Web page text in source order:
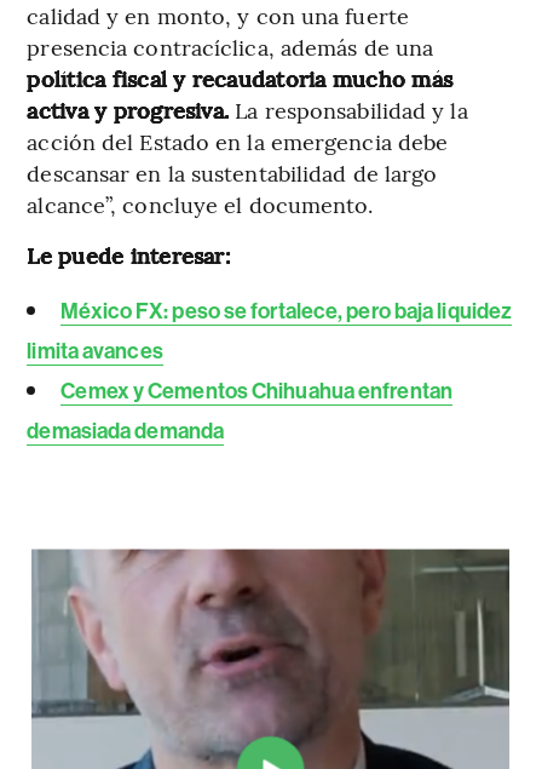
calidad y en monto, y con una fuerte
presencia contracíclica, además de una
política fiscal y recaudatoria mucho más
activa y progresiva. La responsabilidad y la
acción del Estado en la emergencia debe
descansar en la sustentabilidad de largo
alcance”, concluye el documento.
Le puede interesar:
México FX: peso se fortalece, pero baja liquidez
limita avances
Cemex y Cementos Chihuahua enfrentan
demasiada demanda